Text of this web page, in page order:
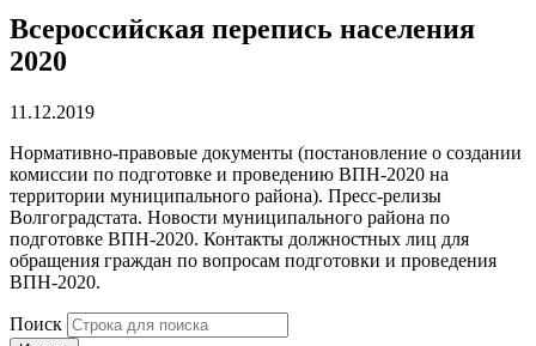
Всероссийская перепись населения
2020
11.12.2019
Нормативно-правовые документы (постановление о создании
комиссии по подготовке и проведению ВПН-2020 на
территории муниципального района). Пресс-релизы
Волгоградстата. Новости муниципального района по
подготовке ВПН-2020. Контакты должностных лиц для
обращения граждан по вопросам подготовки и проведения
ВПН-2020.
Поиск